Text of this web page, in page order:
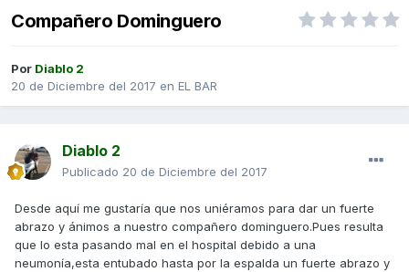
Compañero Dominguero
Por Diablo 2
20 de Diciembre del 2017 en EL BAR
Diablo 2
Publicado 20 de Diciembre del 2017
Desde aquí me gustaría que nos uniéramos para dar un fuerte
abrazo y ánimos a nuestro compañero dominguero.Pues resulta
que lo esta pasando mal en el hospital debido a una
neumonía,esta entubado hasta por la espalda un fuerte abrazo y